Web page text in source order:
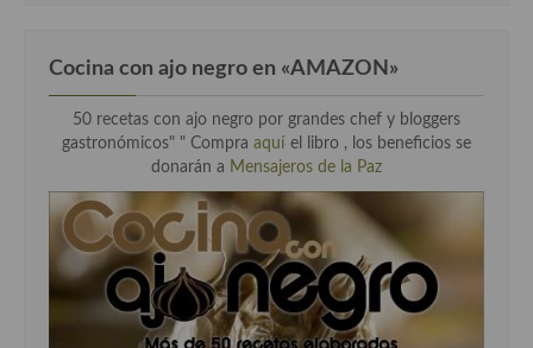
Cocina con ajo negro en «AMAZON»
50 recetas con ajo negro por grandes chef y bloggers
gastronómicos" " Compra aquí el libro , los beneficios se
donarán a Mensajeros de la Paz